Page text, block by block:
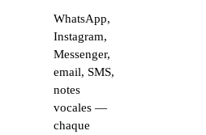
WhatsApp,
Instagram,
Messenger,
email, SMS,
notes
vocales —
chaque